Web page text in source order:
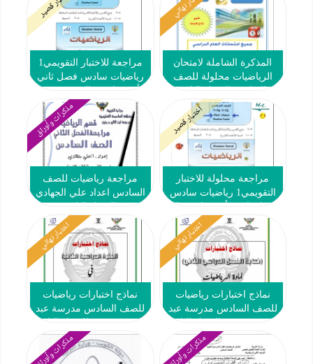
المذكرة الشاملة لامتحان
الرياضيات محلولة للصف
مراجعة للاختبار التقويمي1
رياضيات سادس فصل ثاني
اختبار قصير
مراجعة محلولة للاختبار
التقويمي1 رياضيات سادس
2024-2025
مذكرات وأوراق
مراجعة رياضيات للصف
السادس اعداد علي الجهادي
اختبار نهائي
نماذج اختبارات رياضيات
للصف السادس مدرسة عبد
اختبار نهائي
نماذج اختبارات رياضيات
للصف السادس مدرسة عبد
مذكرات وأوراق مذكرات وأوراق